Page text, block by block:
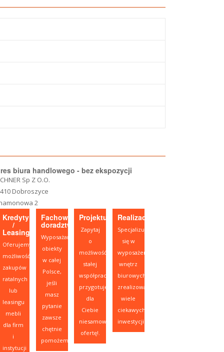
biura handlowego - bez ekspozycji
Sp Z O.O.
Dobroszyce
2
Kredyty
/
Leasing
Oferujemy
możliwość
zakupów
ratalnych
lub
leasingu
mebli
dla firm
i
instytucji
Fachowe
doradztwo
Wyposażamy
obiekty
w całej
Polsce,
jeśli
masz
pytanie
zawsze
chętnie
pomożemy.
Projektujesz?
Zapytaj
o
możliwość
stałej
współpracy,
przygotujemy
dla
Ciebie
niesamowitą
ofertę!.
Realizacje
Specjalizujemy
się w
wyposażeniu
wnętrz
biurowych,
zrealizowaliśmy
wiele
ciekawych
inwestycji.